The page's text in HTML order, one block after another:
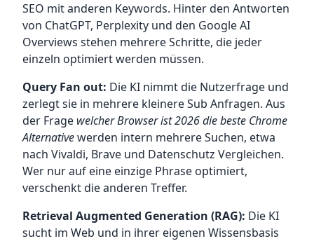
SEO mit anderen Keywords. Hinter den Antworten
von ChatGPT, Perplexity und den Google AI
Overviews stehen mehrere Schritte, die jeder
einzeln optimiert werden müssen.
Query Fan out: Die KI nimmt die Nutzerfrage und
zerlegt sie in mehrere kleinere Sub Anfragen. Aus
der Frage welcher Browser ist 2026 die beste Chrome
Alternativewerden intern mehrere Suchen, etwa
nach Vivaldi, Brave und Datenschutz Vergleichen.
Wer nur auf eine einzige Phrase optimiert,
verschenkt die anderen Treffer.
Retrieval Augmented Generation (RAG): Die KI
sucht im Web und in ihrer eigenen Wissensbasis